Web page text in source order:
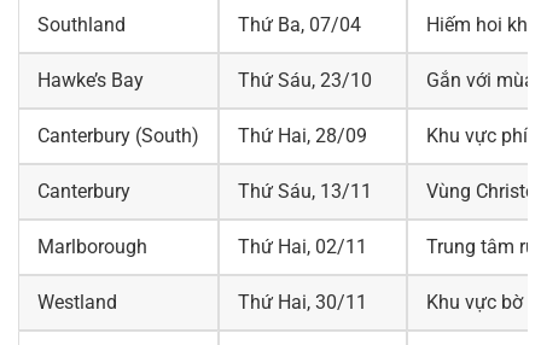
Southland Thứ Ba, 07/04 Hiếm hoi
Hawke’s Bay Thứ Sáu, 23/10 Gắn với
Canterbury (South) Thứ Hai, 28/09 Khu vực
Canterbury Thứ Sáu, 13/11 Vùng
Marlborough Thứ Hai, 02/11 Trung tâm
Westland Thứ Hai, 30/11 Khu vực bờ